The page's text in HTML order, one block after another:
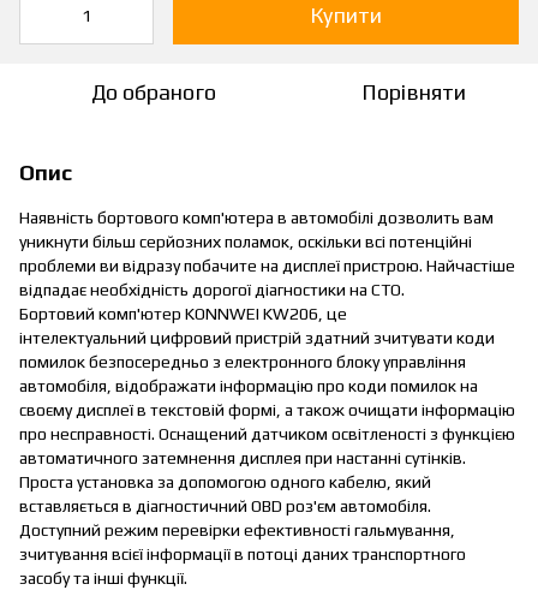
Купити
До обраного Порівняти
Опис
Наявність бортового комп'ютера в автомобілі дозволить вам
уникнути більш серйозних поламок, оскільки всі потенційні
проблеми ви відразу побачите на дисплеї пристрою. Найчастіше
відпадає необхідність дорогої діагностики на СТО.
Бортовий комп'ютер KONNWEI KW206, це
інтелектуальний цифровий пристрій здатний зчитувати коди
помилок безпосередньо з електронного блоку управління
автомобіля, відображати інформацію про коди помилок на
своєму дисплеї в текстовій формі, а також очищати інформацію
про несправності. Оснащений датчиком освітленості з функцією
автоматичного затемнення дисплея при настанні сутінків.
Проста установка за допомогою одного кабелю, який
вставляється в діагностичний OBD роз'єм автомобіля.
Доступний режим перевірки ефективності гальмування,
зчитування всієї інформації в потоці даних транспортного
засобу та інші функції.